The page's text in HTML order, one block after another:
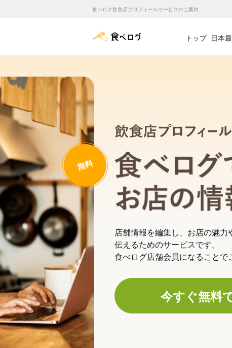
食べログ飲食店プロフィールサービスのご案内
食べログ店舗管理画面
トップ 日本
無料
店舗情報を編集し、お店の魅
伝えるためのサービスです。
食べログ店舗会員になることで
今すぐ無料